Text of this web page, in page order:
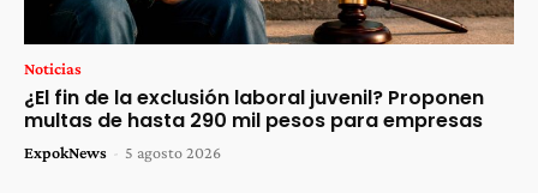
Noticias
¿El fin de la exclusión laboral juvenil? Proponen
multas de hasta 290 mil pesos para empresas
ExpokNews - 5 agosto 2026